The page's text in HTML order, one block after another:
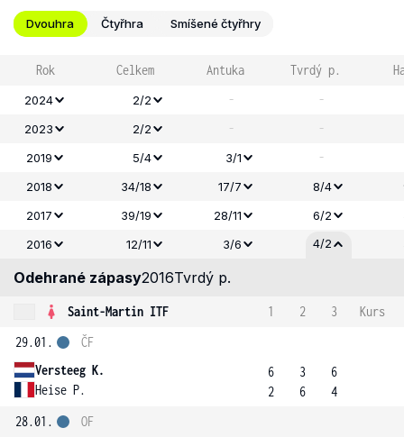
Dvouhra Čtyřhra Smíšené čtyřhry
Rok Celkem Antuka Tvrdý p.
2024 2/2 - -
2023
2/2 - -
2019
5/4 3/1 -
2018
34/18 17/7 8/4
2017
39/19 28/11 6/2
2016
12/11 3/6 4/2
Odehrané zápasy2016Tvrdý p.
Saint-Martin ITF 1 2 3
Kurs
29.01.
Versteeg K.
Heise P.
ČF
6
2
3
6
6
4
28.01.
OF